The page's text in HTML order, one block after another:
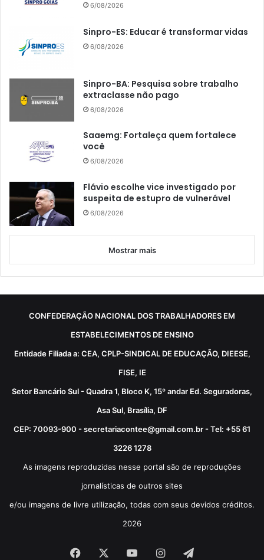
6/08/2026
Sinpro-ES: Educar é transformar vidas
6/08/2026
Sinpro-BA: Pesquisa sobre trabalho
extraclasse não pago
6/08/2026
Saaemg: Fortaleça quem fortalece
você
6/08/2026
Flávio escolhe vice investigado por
suspeita de estupro de vulnerável
6/08/2026
Mostrar mais
CONFEDERAÇÃO NACIONAL DOS TRABALHADORES EM
ESTABELECIMENTOS DE ENSINO
Entidade Filiada a: CEA, CPLP-SINDICAL DE EDUCAÇÃO, DIEESE,
FISE, IE
Setor Bancário Sul - Quadra 1, Bloco K, 15º andar Ed. Seguradoras,
Asa Sul, Brasília, DF
CEP: 70093-900 - secretariacontee@gmail.com.br - Tel: +55 61
3226 1278
As imagens reproduzidas nesse portal são de reproduções
jornalísticas de outros sites
e/ou imagens de livre utilização, todas com seus devidos créditos.
2026
Facebook YouTubeInstagram